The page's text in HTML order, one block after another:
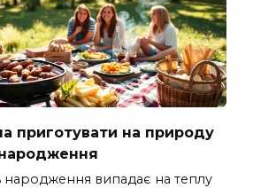
приготувати на природу
народження випадає на теплу